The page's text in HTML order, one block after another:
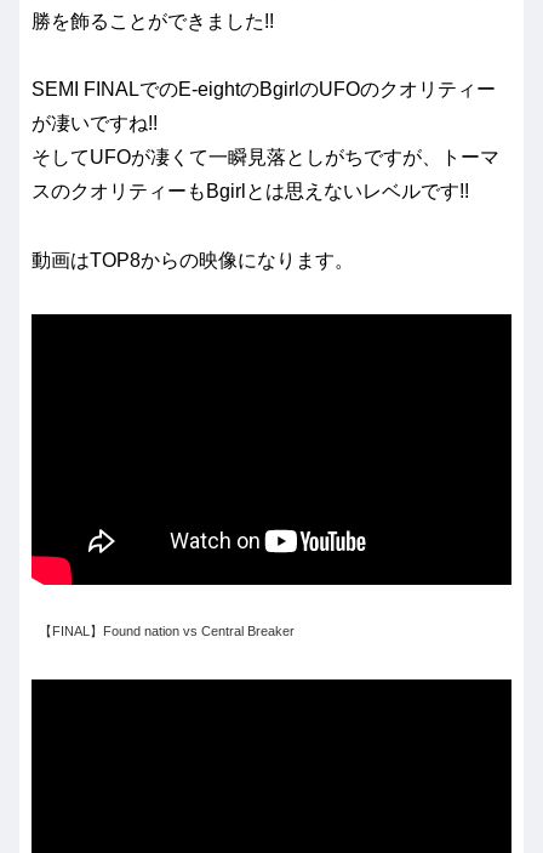
勝を飾ることができました!!
SEMI FINALでのE-eightのBgirlのUFOのクオリティー
が凄いですね!!
そしてUFOが凄くて一瞬見落としがちですが、トーマ
スのクオリティーもBgirlとは思えないレベルです!!
動画はTOP8からの映像になります。
【FINAL】Found nation vs Central Breaker